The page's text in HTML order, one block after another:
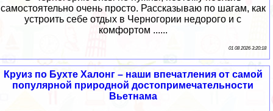
самостоятельно очень просто. Рассказываю по шагам, как
устроить себе отдых в Черногории недорого и с
комфортом ......
01 08 2026 3:20:18
Круиз по Бухте Халонг – наши впечатления от самой
популярной природной достопримечательности
Вьетнама